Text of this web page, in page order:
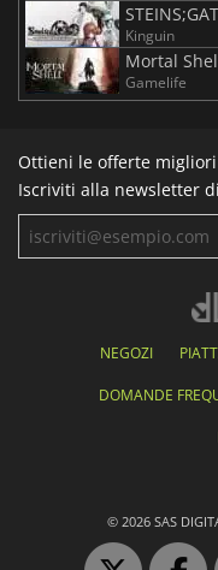
Kinguin
Mortal
Gamelife
Ottieni le offerte
Iscriviti alla newsletter
NEGOZI
DOMANDE
© 2026 SAS